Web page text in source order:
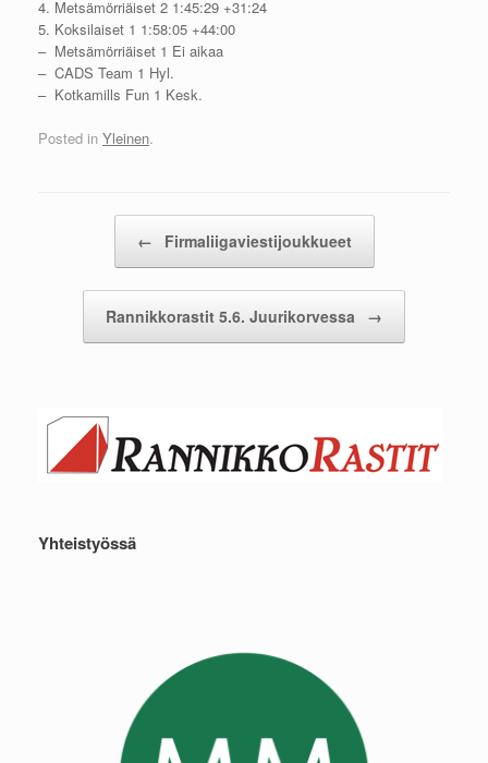
4. Metsämörriäiset 2 1:45:29 +31:24
5. Koksilaiset 1 1:58:05 +44:00
– Metsämörriäiset 1 Ei aikaa
– CADS Team 1 Hyl.
– Kotkamills Fun 1 Kesk.
Posted in Yleinen.
← Firmaliigaviestijoukkueet
Rannikkorastit 5.6. Juurikorvessa →
Yhteistyössä